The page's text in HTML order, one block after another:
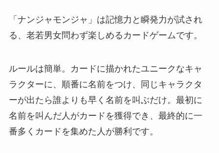
「ナンジャモンジャ」は記憶力と瞬発力が試され
る、老若男女問わず楽しめるカードゲームです。
ルールは簡単。カードに描かれたユニークなキャ
ラクターに、順番に名前をつけ、同じキャラクタ
ーが出たら誰よりも早く名前を叫ぶだけ。最初に
名前を叫んだ人がカードを獲得でき、最終的に一
番多くカードを集めた人が勝利です。